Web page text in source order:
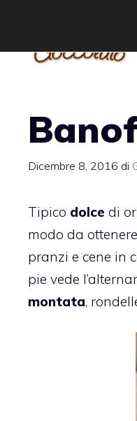
contenuto
Dicembre 8, 2016 di
Tipico dolce di
modo da
pranzi e cene in
pie vede
montata,